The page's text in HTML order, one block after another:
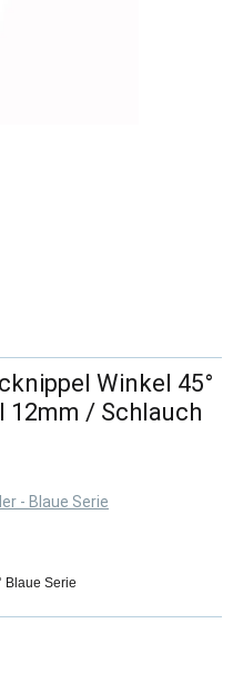
Winkel 45°
12mm / Schlauch
- Blaue Serie
Blaue Serie